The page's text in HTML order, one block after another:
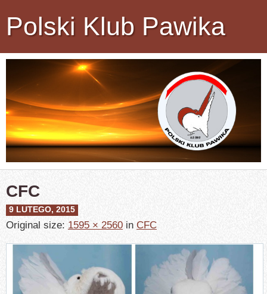
Polski Klub Pawika
CFC
9 LUTEGO, 2015
Original size: 1595 × 2560 in CFC